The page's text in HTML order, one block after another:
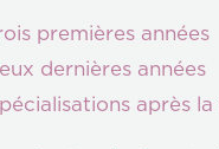
premières années
dernières années
après